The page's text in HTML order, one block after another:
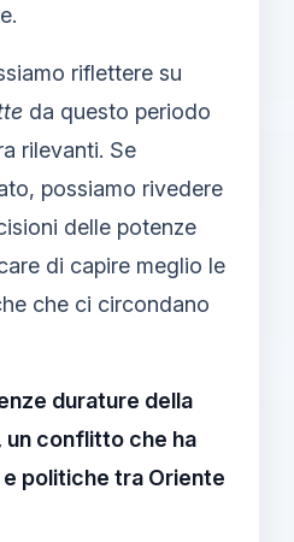
riflettere su
da questo periodo
rilevanti. Se
possiamo rivedere
delle potenze
di capire meglio le
che ci circondano
durature della
un conflitto che ha
politiche tra Oriente